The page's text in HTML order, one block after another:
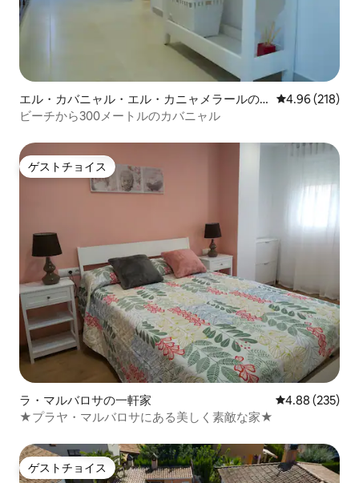
エル・カバニャル・エル・カニャメラールの
一軒家
レビュー218
4.96 (218)
ビーチから300メートルのカバニャル
ゲストチョイス
ゲストチョイス
ラ・マルバロサの一軒家 レビュー235
4.88 (235)
★プラヤ・マルバロサにある美しく素敵な家★
ゲストチョイス
ゲストチョイス